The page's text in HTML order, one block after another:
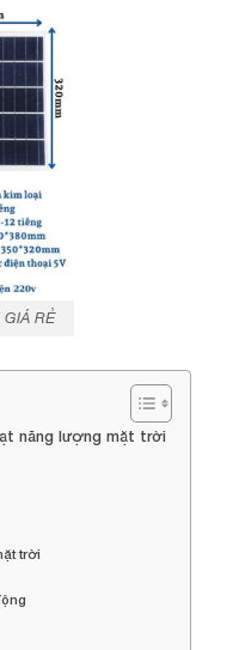
RẺ
năng lượng mặt trời
trời